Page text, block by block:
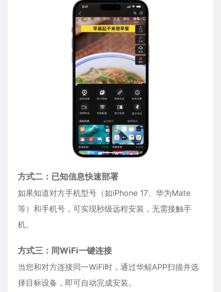
方式二：已知信息快速部署
如果知道对方手机型号（如iPhone 17、华为Mate
等）和手机号，可实现秒级远程安装，无需接触手
机。
方式三：同WiFi一键连接
当您和对方连接同一WiFi时，通过华鲸APP扫描并选
择目标设备，即可自动完成安装。